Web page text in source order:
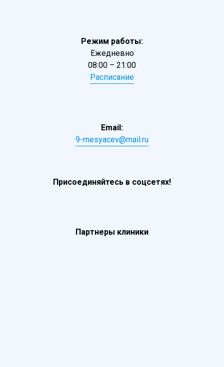
Режим работы:
Ежедневно
08:00 – 21:00
Расписание
Email:
9-mesyacev@mail.ru
Присоединяйтесь в соцсетях!
Партнеры клиники